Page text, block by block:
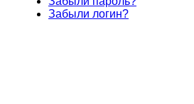
Забыли логин?